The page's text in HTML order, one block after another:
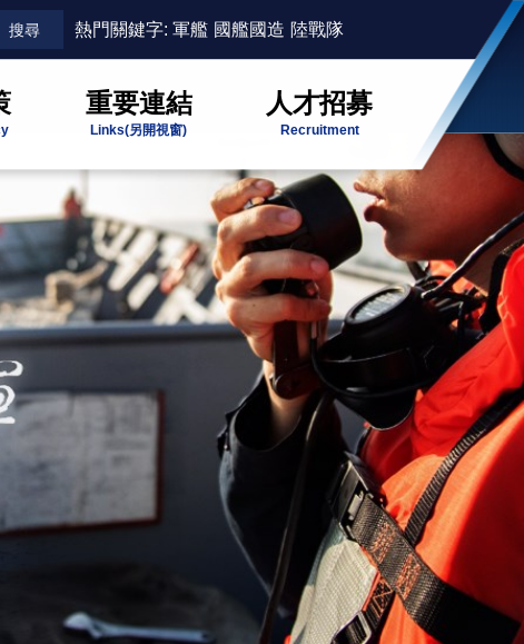
熱門關鍵字: 軍艦 國艦國造 陸戰隊
重要連結
Links(另開視窗)
人才招募
Recruitment